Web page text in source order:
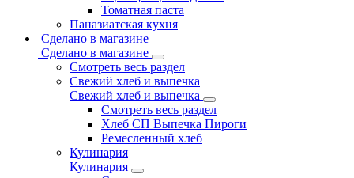
Томатная паста
Паназиатская кухня
Сделано в магазине
Сделано в магазине
Смотреть весь раздел
Свежий хлеб и выпечка
Свежий хлеб и выпечка
Смотреть весь раздел
Хлеб СП Выпечка Пироги
Ремесленный хлеб
Кулинария
Кулинария